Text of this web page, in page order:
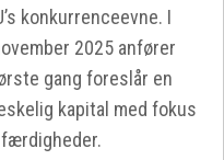
konkurrenceevne. I
2025 anfører
gang foreslår en
kapital med fokus